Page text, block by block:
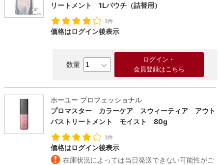
リートメント 1Lパウチ（詰替用）
1件
価格はログイン後表示
ログイン・
会員登録はこちら
ホーユー プロフェッショナル
プロマスター カラーケア スウィーティア アウト
バストリートメント モイスト 80g
1件
価格はログイン後表示
在庫状況によっては当日発送できない可能性がご